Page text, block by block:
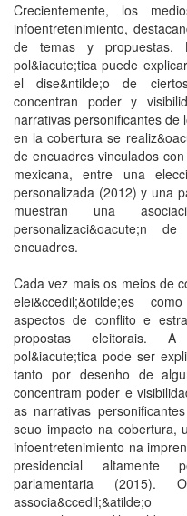
Crecientemente, los
infoentretenimiento,
de temas y propuestas.
pol&iacute;tica puede
el dise&ntilde;o de
concentran poder y
narrativas personificantes de
en la cobertura se
de encuadres vinculados
mexicana, entre una
personalizada (2012) y una
muestran una
personalizaci&oacute;n
encuadres.
Cada vez mais os meios de
elei&ccedil;&otilde;es
aspectos de conflito e
propostas eleitorais. A
pol&iacute;tica pode ser
tanto por desenho de
concentram poder e
as narrativas
seuo impacto na cobertura,
infoentretenimiento na
presidencial altamente
parlamentaria (2015).